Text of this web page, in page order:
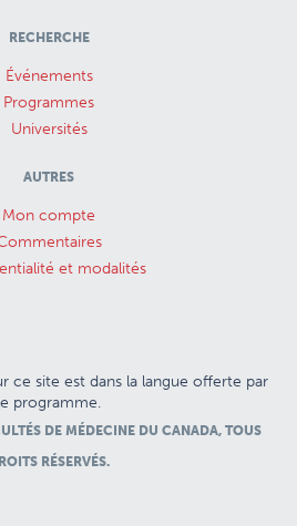
RECHERCHE
Événements
Programmes
Universités
AUTRES
Mon compte
et modalités
ce site est dans la langue offerte par
programme.
DE MÉDECINE DU CANADA, TOUS
RÉSERVÉS.